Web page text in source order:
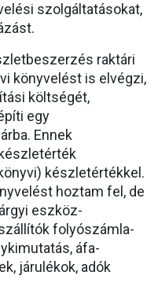
szolgáltatásokat,
raktári
könyvelést is elvégzi,
költségét,
egy
Ennek
készletértékkel.
hoztam fel, de
eszköz-
folyószámla-
áfa-
járulékok, adók